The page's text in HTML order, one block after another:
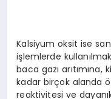
Kalsiyum oksit ise
işlemlerde
baca gazı
kadar birçok alanda
reaktivitesi ve